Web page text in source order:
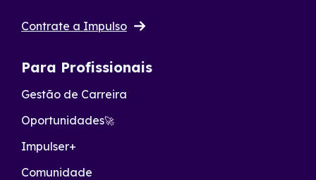
Contrate a Impulso
Para Profissionais
Gestão de Carreira
Oportunidades🚀
Impulser+
Comunidade